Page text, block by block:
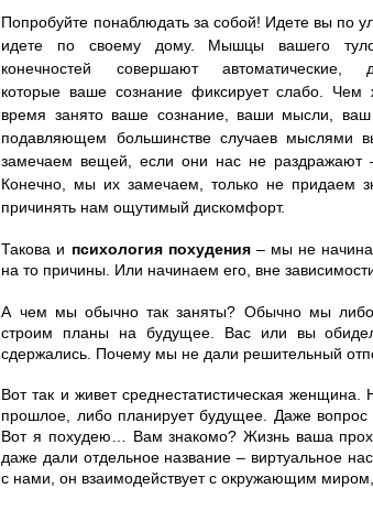
Попробуйте понаблюдать за собой! Идете вы по
идете по своему дому. Мышцы вашего
конечностей совершают автоматические,
которые ваше сознание фиксирует слабо. Чем
время занято ваше сознание, ваши мысли,
подавляющем большинстве случаев мыслями
замечаем вещей, если они нас не раздражают
Конечно, мы их замечаем, только не придаем
причинять нам ощутимый дискомфорт.
Такова и психология похудения– мы не
на то причины. Или начинаем его, вне
А чем мы обычно так заняты? Обычно мы либо
строим планы на будущее. Вас или вы
сдержались. Почему мы не дали решительный
Вот так и живет среднестатистическая
прошлое, либо планирует будущее. Даже вопрос
Вот я похудею… Вам знакомо? Жизнь ваша
даже дали отдельное название – виртуальное
с нами, он взаимодействует с окружающим